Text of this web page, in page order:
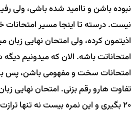
نبوده باشن و ناامید شده باشی، ولی
نیست. درسته تا اینجا مسیر
اذیتمون کرده، ولی امتحان نهایی
امتحاناتت باشه. الان که میدونیم
امتحانات سخت و مفهومی باشن، پس
تفاوت هارو رقم بزنی. امتحان نهایی
20 بگیری و این نمره بیست نه تنها